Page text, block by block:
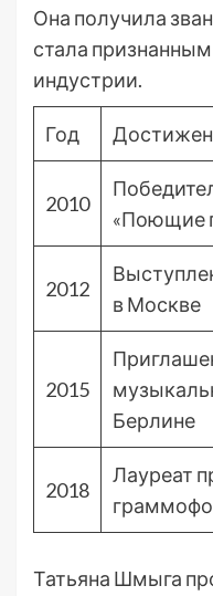
Она получила
стала
индустрии.
Год
2010
«Поющие
2012
в Москве
2015
Берлине
2018
Лауреат
Татьяна Шмыга